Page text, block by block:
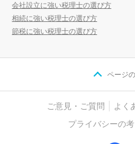
会社設立に強い税理士の選び方
相続に強い税理士の選び方
節税に強い税理士の選び方
ページ
ご意見・ご質問 よく
プライバシーの